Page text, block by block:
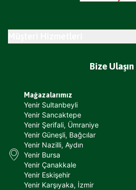
Bize Ulaşın
Mağazalarımız
Yenir Sultanbeyli
Yenir Sancaktepe
Yenir Şerifali, Ümraniye
Yenir Güneşli, Bağcılar
Yenir Nazilli, Aydın
Yenir Bursa
Yenir Çanakkale
Yenir Eskişehir
Yenir Karşıyaka, İzmir